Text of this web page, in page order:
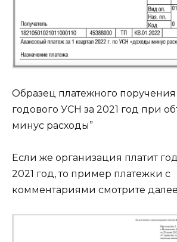
Образец платежного поручения
годового УСН за 2021 год при
минус расходы”
Если же организация платит
2021 год, то пример платежки с
комментариями смотрите